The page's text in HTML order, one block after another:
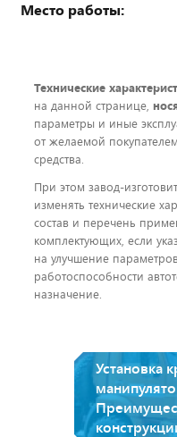
Место работы:
Технические
на данной странице,
параметры и иные
от желаемой
средства.
При этом завод-
изменять технические
состав и перечень
комплектующих, если
на улучшение
работоспособности
назначение.
Установка